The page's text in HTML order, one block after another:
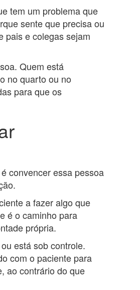
tem um problema que
sente que precisa ou
pais e colegas sejam
Quem está
no quarto ou no
para que os
convencer essa pessoa
a fazer algo que
é o caminho para
própria.
está sob controle.
com o paciente para
ao contrário do que